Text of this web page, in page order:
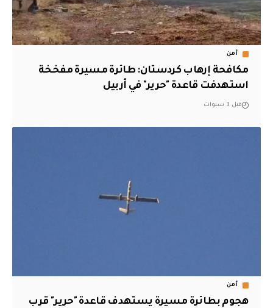
أمن
مكافحة إرهاب كردستان: طائرة مسيرة مفخخة
استهدفت قاعدة "حرير" في أربيل
قبل 3 سنوات
أمن
هجوم بطائرة مسيرة يستهدف قاعدة "حرير" قرب